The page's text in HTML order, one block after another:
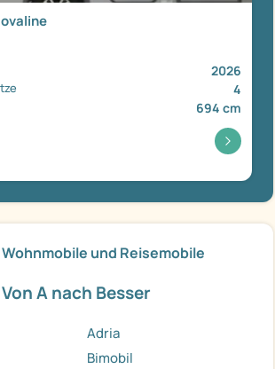
2026
4
694 cm
und Reisemobile
Von A nach Besser
Adria
Bimobil